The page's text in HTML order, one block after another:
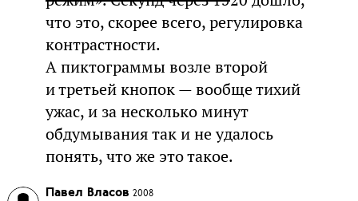
что это, скорее всего, регулировка
контрастности.
А пиктограммы возле второй
и третьей кнопок — вообще тихий
ужас, и за несколько минут
обдумывания так и не удалось
понять, что же это такое.
Павел Власов 2008